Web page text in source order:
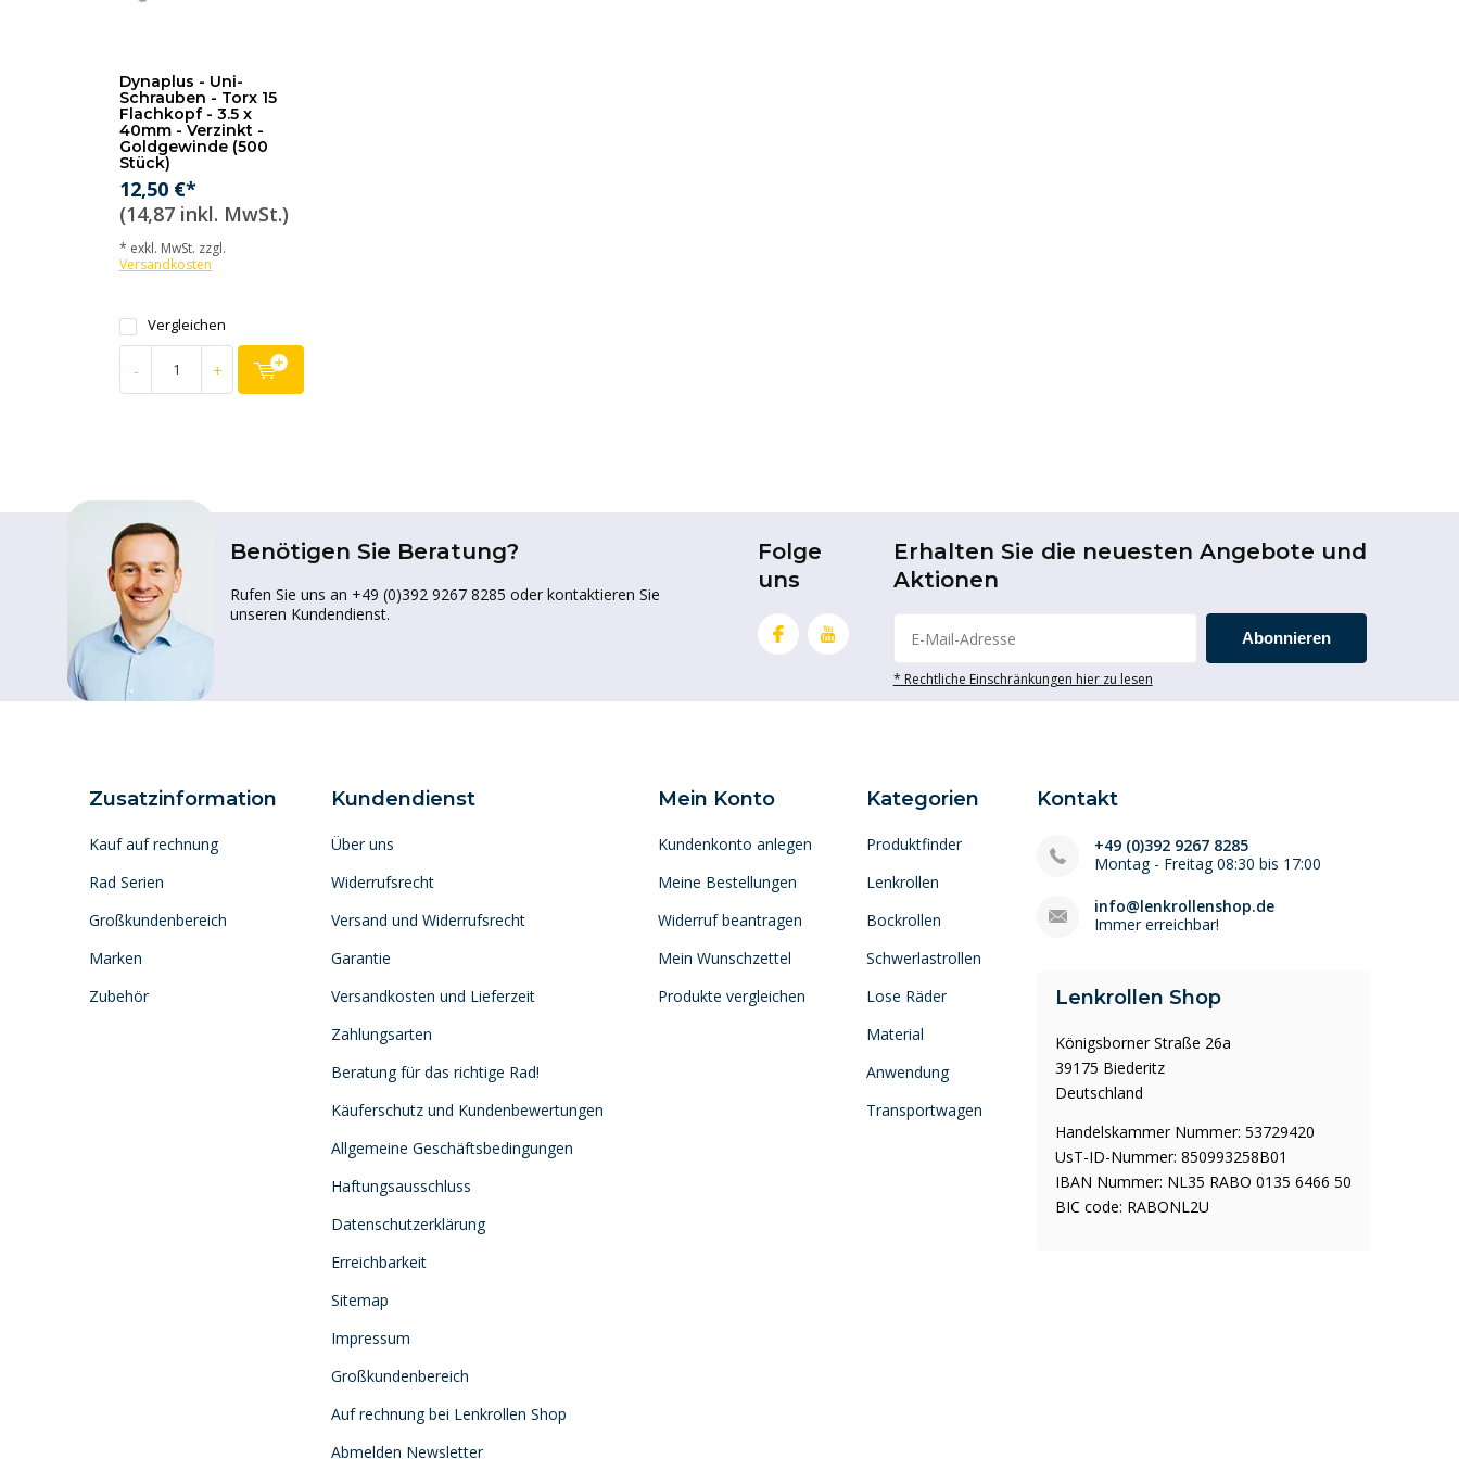
Dynaplus - Uni-
Schrauben - Torx 15
Flachkopf - 3.5 x
40mm - Verzinkt -
Goldgewinde (500
Stück)
12,50 €*
(14,87 inkl. MwSt.)
* exkl. MwSt. zzgl.
Versandkosten
Vergleichen
- +
Benötigen Sie Beratung?
Rufen Sie uns an +49 (0)392 9267 8285 oder kontaktieren Sie
unseren Kundendienst.
Folge
uns
Erhalten Sie die neuesten Angebote und
Aktionen
Abonnieren
* Rechtliche Einschränkungen hier zu lesen
Zusatzinformation
Kauf auf rechnung
Rad Serien
Großkundenbereich
Marken
Zubehör
Kundendienst
Über uns
Widerrufsrecht
Versand und Widerrufsrecht
Garantie
Versandkosten und Lieferzeit
Zahlungsarten
Beratung für das richtige Rad!
Käuferschutz und Kundenbewertungen
Allgemeine Geschäftsbedingungen
Haftungsausschluss
Datenschutzerklärung
Erreichbarkeit
Sitemap
Impressum
Großkundenbereich
Auf rechnung bei Lenkrollen Shop
Abmelden Newsletter
Mein Konto
Kundenkonto anlegen
Meine Bestellungen
Widerruf beantragen
Mein Wunschzettel
Produkte vergleichen
Kategorien
Produktfinder
Lenkrollen
Bockrollen
Schwerlastrollen
Lose Räder
Material
Anwendung
Transportwagen
Kontakt
+49 (0)392 9267 8285
Montag - Freitag 08:30 bis 17:00
info@lenkrollenshop.de
Immer erreichbar!
Lenkrollen Shop
Königsborner Straße 26a
39175 Biederitz
Deutschland
Handelskammer Nummer: 53729420
UsT-ID-Nummer: 850993258B01
IBAN Nummer: NL35 RABO 0135 6466 50
BIC code: RABONL2U